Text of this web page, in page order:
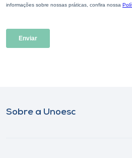
Sobre a Unoesc